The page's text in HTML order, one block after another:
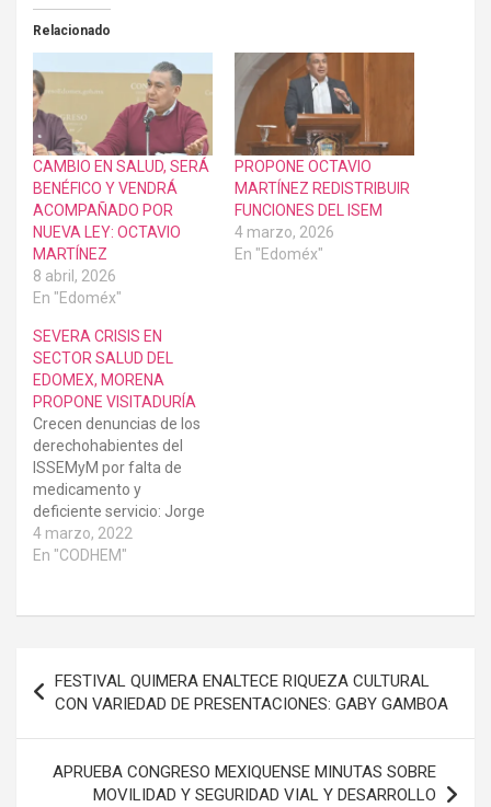
Relacionado
CAMBIO EN SALUD, SERÁ
BENÉFICO Y VENDRÁ
ACOMPAÑADO POR
NUEVA LEY: OCTAVIO
MARTÍNEZ
8 abril, 2026
En "Edoméx"
PROPONE OCTAVIO
MARTÍNEZ REDISTRIBUIR
FUNCIONES DEL ISEM
4 marzo, 2026
En "Edoméx"
SEVERA CRISIS EN
SECTOR SALUD DEL
EDOMEX, MORENA
PROPONE VISITADURÍA
Crecen denuncias de los
derechohabientes del
ISSEMyM por falta de
medicamento y
deficiente servicio: Jorge
GarcíaSe suman las
quejas de trabajadores
instrumental para poder
salud deben responder a
las expectativas de la
4 marzo, 2022
En "CODHEM"
de
entradas
FESTIVAL QUIMERA ENALTECE RIQUEZA CULTURAL
CON VARIEDAD DE PRESENTACIONES: GABY GAMBOA
APRUEBA CONGRESO MEXIQUENSE MINUTAS SOBRE
MOVILIDAD Y SEGURIDAD VIAL Y DESARROLLO